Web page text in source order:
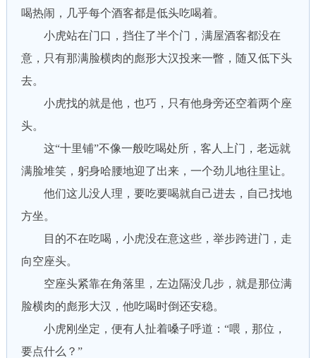
喝热闹，几乎每个酒客都是低头吃喝着。
小虎站在门口，挡住了半个门，满屋酒客都没在
意，只有那满脸横肉的彪形大汉投来一瞥，随又低下头
去。
小虎找的就是他，也巧，只有他身旁还空着两个座
头。
这“十里铺”不像一般吃喝处所，客人上门，老远就
满脸堆笑，躬身哈腰地迎了出来，一个劲儿地往里让。
他们这儿没人理，要吃要喝就自己进去，自己找地
方坐。
目的不在吃喝，小虎没在意这些，举步跨进门，走
向空座头。
空座头紧靠在角落里，左边隔没几步，就是那位满
脸横肉的彪形大汉，他吃喝时倒还安稳。
小虎刚坐定，便有人扯着嗓子呼道：“喂，那位，
要点什么？”